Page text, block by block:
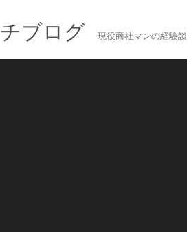
ブログ 現役商社マンの経験談